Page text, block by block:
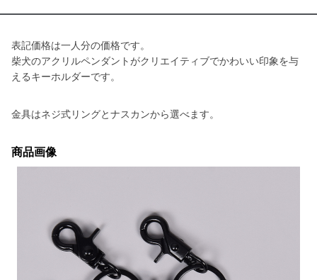
表記価格は一人分の価格です。
柴犬のアクリルペンダントがクリエイティブでかわいい印象を与
えるキーホルダーです。
金具はネジ式リングとナスカンから選べます。
商品画像